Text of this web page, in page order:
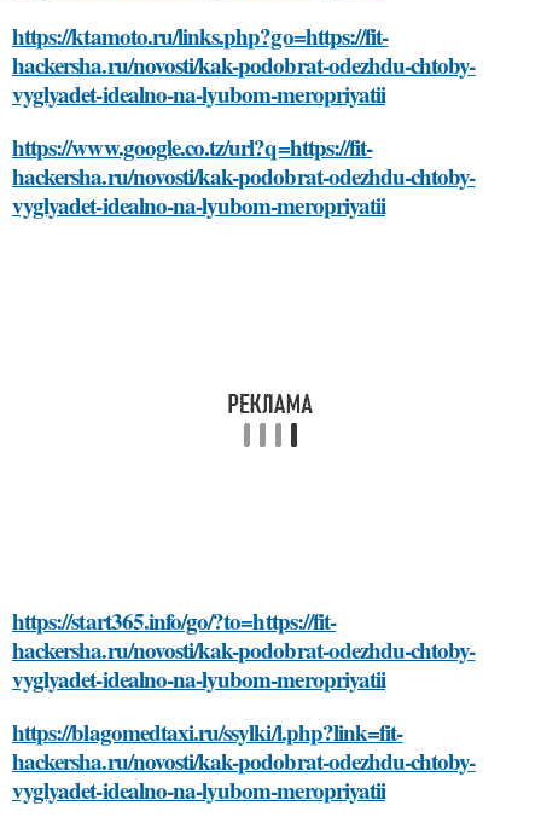
https://ktamoto.ru/links.php?go=https://fit-
hackersha.ru/novosti/kak-podobrat-odezhdu-chtoby-
vyglyadet-idealno-na-lyubom-meropriyatii
https://www.google.co.tz/url?q=https://fit-
hackersha.ru/novosti/kak-podobrat-odezhdu-chtoby-
vyglyadet-idealno-na-lyubom-meropriyatii
https://start365.info/go/?to=https://fit-
hackersha.ru/novosti/kak-podobrat-odezhdu-chtoby-
vyglyadet-idealno-na-lyubom-meropriyatii
https://blagomedtaxi.ru/ssylki/l.php?link=fit-
hackersha.ru/novosti/kak-podobrat-odezhdu-chtoby-
vyglyadet-idealno-na-lyubom-meropriyatii